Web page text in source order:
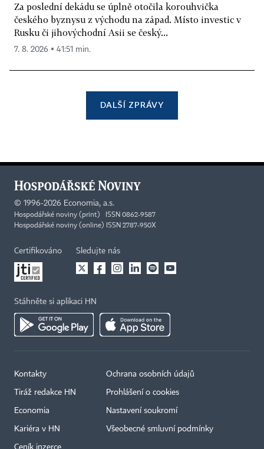
Za poslední dekádu se úplně otočila korouhvička
českého byznysu z východu na západ. Místo investic v
Rusku či jihovýchodní Asii se český...
7. 8. 2026 ▪ 41:51 min.
DALŠÍ ZPRÁVY
© 1996-2026 Economia, a.s.
Hospodářské noviny (print) ISSN 0862-9587
Hospodářské noviny (online) ISSN 2787-950X
Certifikováno Sledujte nás
Stáhněte si aplikaci HN
Kontakty
Tiráž redakce HN
Economia
Kariéra v HN
Ceník inzerce
Ochrana osobních údajů
Prohlášení o cookies
Nastavení soukromí
Všeobecné smluvní podmínky